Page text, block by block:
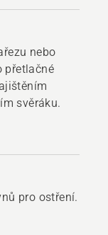
nebo
přetlačné
svěráku.
pro ostření.